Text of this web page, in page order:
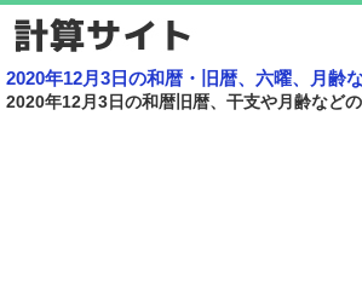
2020年12月3日の和暦・旧暦、六曜、月齢
2020年12月3日の和暦旧暦、干支や月齢などの